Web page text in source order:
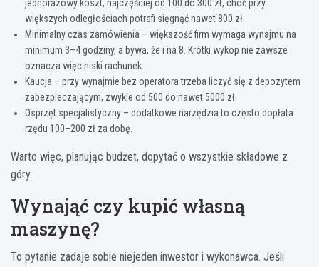
jednorazowy koszt, najczęściej od 100 do 300 zł, choć przy
większych odległościach potrafi sięgnąć nawet 800 zł.
Minimalny czas zamówienia – większość firm wymaga wynajmu na
minimum 3–4 godziny, a bywa, że i na 8. Krótki wykop nie zawsze
oznacza więc niski rachunek.
Kaucja – przy wynajmie bez operatora trzeba liczyć się z depozytem
zabezpieczającym, zwykle od 500 do nawet 5000 zł.
Osprzęt specjalistyczny – dodatkowe narzędzia to często dopłata
rzędu 100–200 zł za dobę.
Warto więc, planując budżet, dopytać o wszystkie składowe z
góry.
Wynająć czy kupić własną
maszynę?
To pytanie zadaje sobie niejeden inwestor i wykonawca. Jeśli